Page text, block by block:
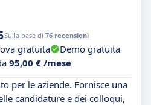
Sulla base di 76 recensioni
gratuita
Demo gratuita
95,00 € /mese
per le aziende. Fornisce una
candidature e dei colloqui,